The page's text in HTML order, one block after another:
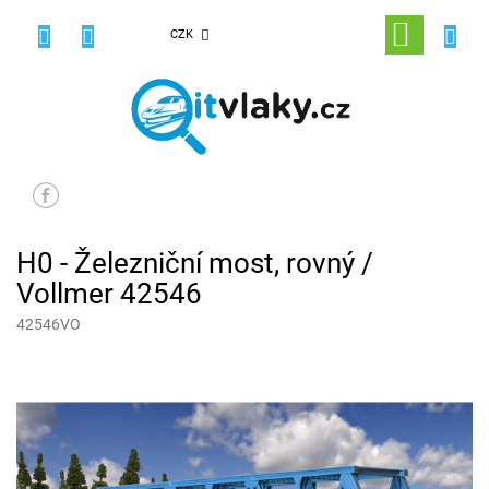
CZK
NÁKUPNÍ
KOŠÍK
H0 - Železniční most, rovný /
Vollmer 42546
42546VO